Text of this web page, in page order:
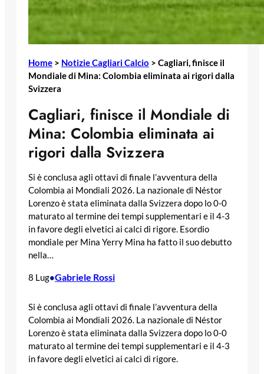
Home > Notizie Cagliari Calcio > Cagliari, finisce il
Mondiale di Mina: Colombia eliminata ai rigori dalla
Svizzera
Cagliari, finisce il Mondiale di
Mina: Colombia eliminata ai
rigori dalla Svizzera
Si è conclusa agli ottavi di finale l’avventura della
Colombia ai Mondiali 2026. La nazionale di Néstor
Lorenzo è stata eliminata dalla Svizzera dopo lo 0-0
maturato al termine dei tempi supplementari e il 4-3
in favore degli elvetici ai calci di rigore. Esordio
mondiale per Mina Yerry Mina ha fatto il suo debutto
nella…
8 Lug•Gabriele Rossi
Si è conclusa agli ottavi di finale l’avventura della
Colombia ai Mondiali 2026. La nazionale di Néstor
Lorenzo è stata eliminata dalla Svizzera dopo lo 0-0
maturato al termine dei tempi supplementari e il 4-3
in favore degli elvetici ai calci di rigore.